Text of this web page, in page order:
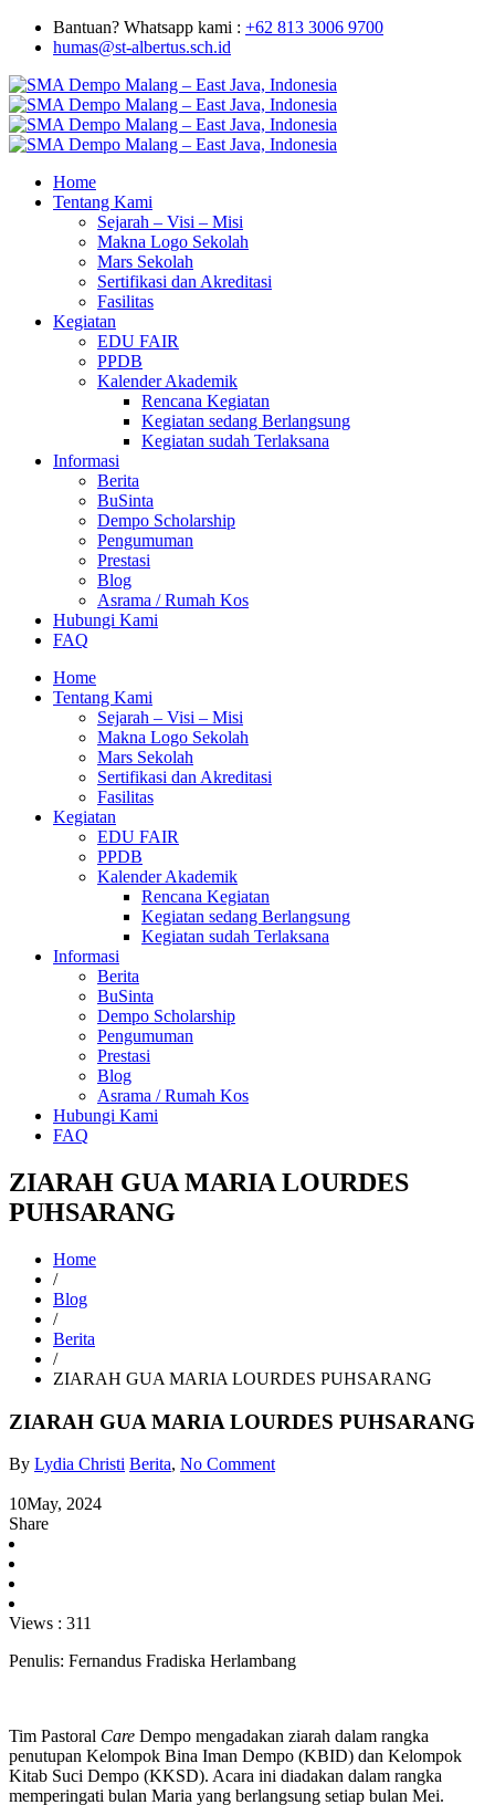
Bantuan? Whatsapp kami : +62 813 3006 9700
humas@st-albertus.sch.id
Home
Tentang Kami
Sejarah – Visi – Misi
Makna Logo Sekolah
Mars Sekolah
Sertifikasi dan Akreditasi
Fasilitas
Kegiatan
EDU FAIR
PPDB
Kalender Akademik
Rencana Kegiatan
Kegiatan sedang Berlangsung
Kegiatan sudah Terlaksana
Informasi
Berita
BuSinta
Dempo Scholarship
Pengumuman
Prestasi
Blog
Asrama / Rumah Kos
Hubungi Kami
FAQ
Home
Tentang Kami
Sejarah – Visi – Misi
Makna Logo Sekolah
Mars Sekolah
Sertifikasi dan Akreditasi
Fasilitas
Kegiatan
EDU FAIR
PPDB
Kalender Akademik
Rencana Kegiatan
Kegiatan sedang Berlangsung
Kegiatan sudah Terlaksana
Informasi
Berita
BuSinta
Dempo Scholarship
Pengumuman
Prestasi
Blog
Asrama / Rumah Kos
Hubungi Kami
FAQ
ZIARAH GUA MARIA LOURDES
PUHSARANG
Home
/
Blog
/
Berita
/
ZIARAH GUA MARIA LOURDES PUHSARANG
ZIARAH GUA MARIA LOURDES PUHSARANG
By Lydia Christi Berita, No Comment
10May, 2024
Share
Views : 311
Penulis: Fernandus Fradiska Herlambang
Tim Pastoral Care Dempo mengadakan ziarah dalam rangka
penutupan Kelompok Bina Iman Dempo (KBID) dan Kelompok
Kitab Suci Dempo (KKSD). Acara ini diadakan dalam rangka
memperingati bulan Maria yang berlangsung setiap bulan Mei.